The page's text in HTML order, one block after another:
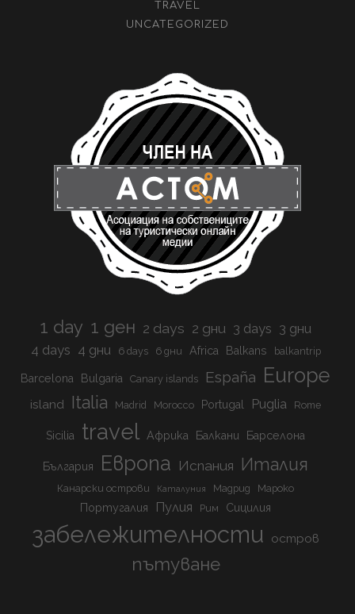
TRAVEL
UNCATEGORIZED
1 day 1 ден 2 days 2 дни 3 days 3 дни
4 days 4 дни 6 days 6 дни Africa Balkans balkantrip
Barcelona Bulgaria Canary islands España Europe
island Italia Madrid Morocco Portugal Puglia Rome
Sicilia travel Африка Балкани Барселона
България Европа Испания Италия
Канарски острови Каталуния Мадрид Мароко
Португалия Пулия Рим Сицилия
забележителности остров
пътуване